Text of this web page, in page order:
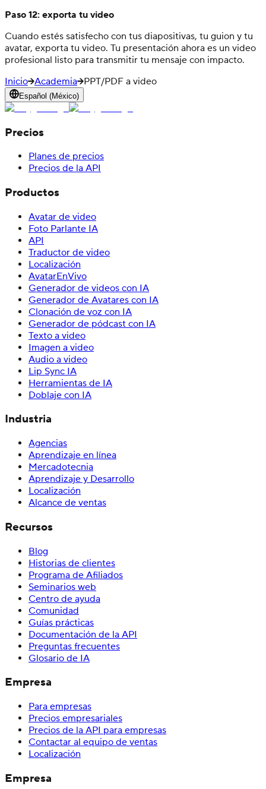
Paso 12: exporta tu video
Cuando estés satisfecho con tus diapositivas, tu guion y tu
avatar, exporta tu video. Tu presentación ahora es un video
profesional listo para transmitir tu mensaje con impacto.
Inicio Academia PPT/PDF a video
Español (México)
Precios
Planes de precios
Precios de la API
Productos
Avatar de video
Foto Parlante IA
API
Traductor de video
Localización
AvatarEnVivo
Generador de videos con IA
Generador de Avatares con IA
Clonación de voz con IA
Generador de pódcast con IA
Texto a video
Imagen a video
Audio a video
Lip Sync IA
Herramientas de IA
Doblaje con IA
Industria
Agencias
Aprendizaje en línea
Mercadotecnia
Aprendizaje y Desarrollo
Localización
Alcance de ventas
Recursos
Blog
Historias de clientes
Programa de Afiliados
Seminarios web
Centro de ayuda
Comunidad
Guías prácticas
Documentación de la API
Preguntas frecuentes
Glosario de IA
Empresa
Para empresas
Precios empresariales
Precios de la API para empresas
Contactar al equipo de ventas
Localización
Empresa